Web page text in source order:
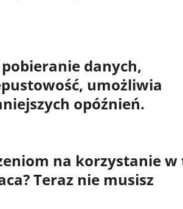
danych,
, umożliwia
opóźnień.
na korzystanie w
Teraz nie musisz